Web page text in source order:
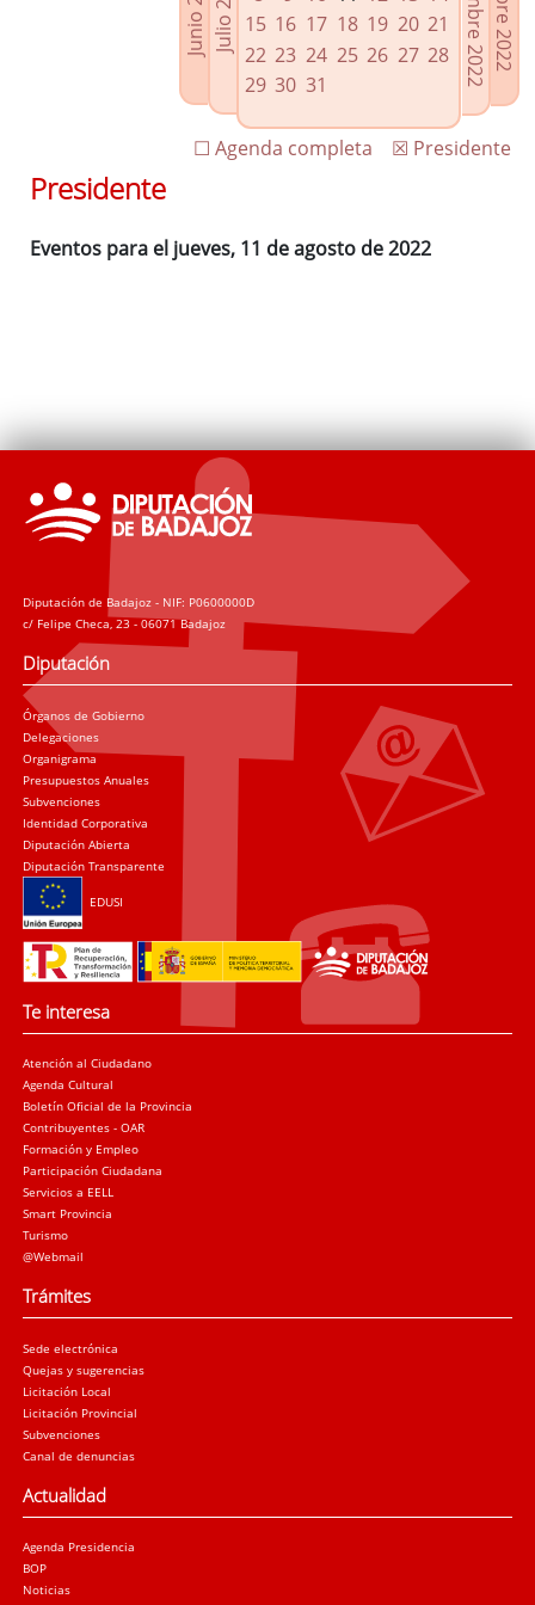
Agenda de Presidencia
Plenos provinciales y Juntas de gobierno
Oficina de Proyectos Europeos
15 16 17 18 19 20 21
22 23 24 25 26 27 28
29 30 31
☒ Presidente
☐ Agenda completa
Presidente
Eventos para el jueves, 11 de agosto de 2022
Diputación de Badajoz - NIF: P0600000D
c/ Felipe Checa, 23 - 06071 Badajoz
Diputación
Órganos de Gobierno
Delegaciones
Organigrama
Presupuestos Anuales
Subvenciones
Identidad Corporativa
Diputación Abierta
Diputación Transparente
EDUSI
Te interesa
Atención al Ciudadano
Agenda Cultural
Boletín Oficial de la Provincia
Contribuyentes - OAR
Formación y Empleo
Participación Ciudadana
Servicios a EELL
Smart Provincia
Turismo
@Webmail
Trámites
Sede electrónica
Quejas y sugerencias
Licitación Local
Licitación Provincial
Subvenciones
Canal de denuncias
Actualidad
Agenda Presidencia
BOP
Noticias